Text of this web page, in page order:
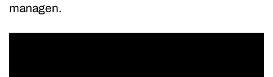
managen.